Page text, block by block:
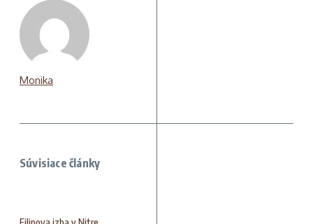
Monika
Súvisiace články